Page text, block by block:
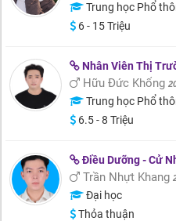
Trung học Phổ
6 - 15 Triệu
Nhân Viên Thị
Hữu Đức Khổng
Trung học Phổ
6.5 - 8 Triệu
Điều Dưỡng - Cử
Trần Nhựt Khang
Đại học
Thỏa thuận